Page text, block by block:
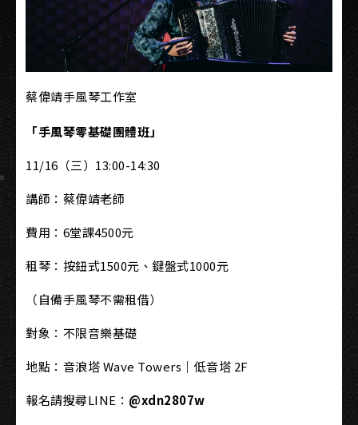
蔡偉靖手風琴工作室
「手風琴零基礎團體班」
11/16（三）13:00-14:30
講師：蔡偉靖老師
費用：6堂課4500元
租琴：按鈕式1500元、鍵盤式1000元
（自備手風琴不需租借）
對象：不限音樂基礎
地點：音浪塔 Wave Towers｜低音塔 2F
報名請搜尋LINE ： @xdn2807w